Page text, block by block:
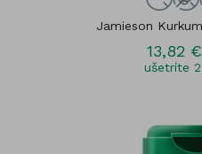
Jamieson
13,82 €
ušetríte